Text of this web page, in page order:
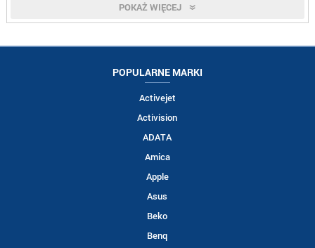
POKAŻ WIĘCEJ
POPULARNE MARKI
Activejet
Activision
ADATA
Amica
Apple
Asus
Beko
Benq